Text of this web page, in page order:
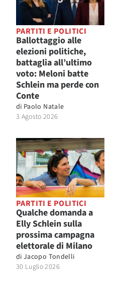
PARTITI E POLITICI
Ballottaggio alle
elezioni politiche,
battaglia all’ultimo
voto: Meloni batte
Schlein ma perde con
Conte
di Paolo Natale
3 Agosto 2026
PARTITI E POLITICI
Qualche domanda a
Elly Schlein sulla
prossima campagna
elettorale di Milano
di Jacopo Tondelli
30 Luglio 2026